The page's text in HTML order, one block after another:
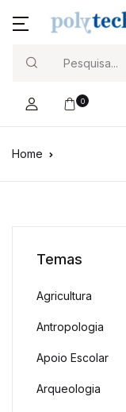
0
Home
Temas
Agricultura
Antropologia
Apoio Escolar
Arqueologia